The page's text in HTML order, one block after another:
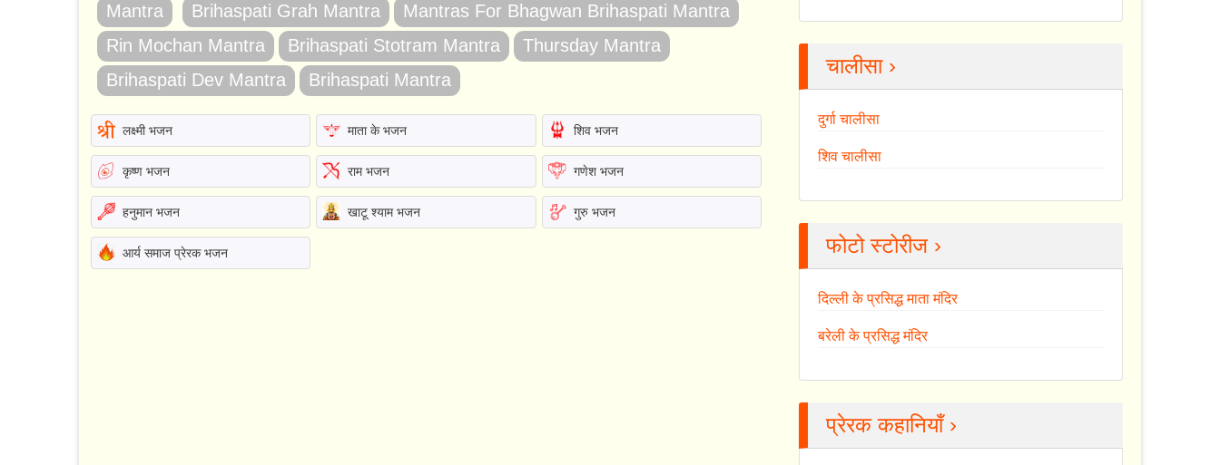
Mantra
Brihaspati Grah Mantra
Mantras For Bhagwan Brihaspati Mantra
Rin Mochan Mantra
Brihaspati Stotram Mantra
Thursday Mantra
Brihaspati Dev Mantra
Brihaspati Mantra
लक्ष्मी भजन माता के भजन शिव भजन
कृष्ण भजन राम भजन गणेश भजन
हनुमान भजन खाटू श्याम भजन गुरु भजन
आर्य समाज प्रेरक भजन
चालीसा ›
दुर्गा चालीसा
शिव चालीसा
फोटो स्टोरीज ›
दिल्ली के प्रसिद्ध माता मंदिर
बरेली के प्रसिद्ध मंदिर
प्रेरक कहानियाँ ›